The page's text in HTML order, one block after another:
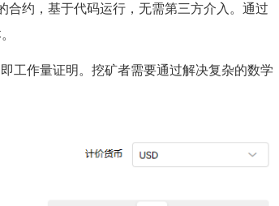
合约，基于代码运行，无需第三方介入。通过
工作量证明。挖矿者需要通过解决复杂的数学